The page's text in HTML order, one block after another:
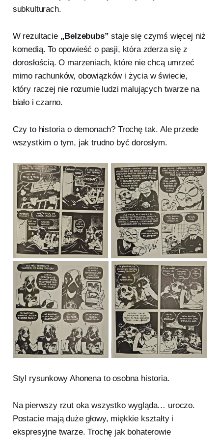
subkulturach.
W rezultacie „Belzebubs” staje się czymś więcej niż
komedią. To opowieść o pasji, która zderza się z
dorosłością. O marzeniach, które nie chcą umrzeć
mimo rachunków, obowiązków i życia w świecie,
który raczej nie rozumie ludzi malujących twarze na
biało i czarno.
Czy to historia o demonach? Trochę tak. Ale przede
wszystkim o tym, jak trudno być dorosłym.
Styl rysunkowy Ahonena to osobna historia.
Na pierwszy rzut oka wszystko wygląda… uroczo.
Postacie mają duże głowy, miękkie kształty i
ekspresyjne twarze. Trochę jak bohaterowie